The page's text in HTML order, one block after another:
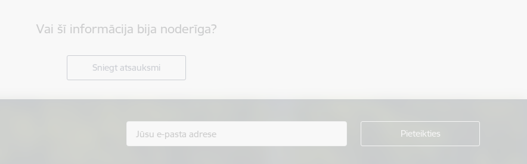
Vai šī informācija bija noderīga?
Sniegt atsauksmi